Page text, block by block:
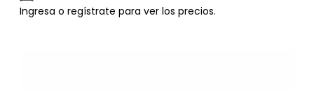
Ingresa o regístrate para ver los precios.